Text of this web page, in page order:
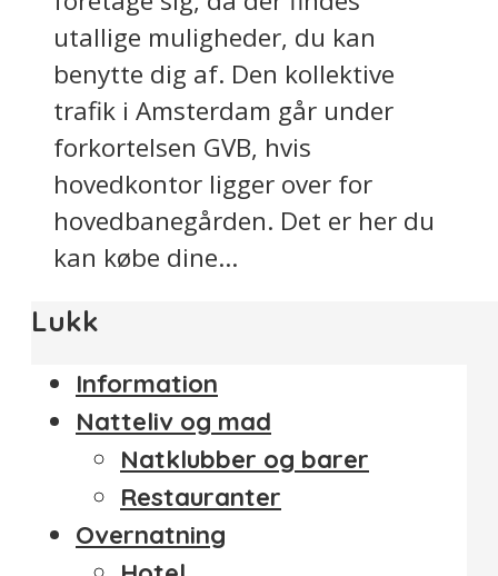
utallige muligheder, du kan
benytte dig af. Den kollektive
trafik i Amsterdam går under
forkortelsen GVB, hvis
hovedkontor ligger over for
hovedbanegården. Det er her du
kan købe dine...
Lukk
Information
Natteliv og mad
Natklubber og barer
Restauranter
Overnatning